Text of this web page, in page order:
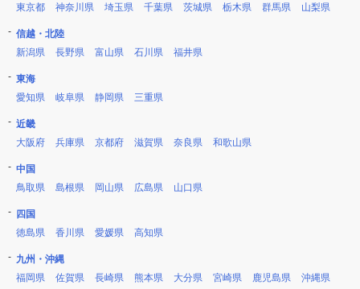
東京都
神奈川県 埼玉県 千葉県 茨城県 栃木県 群馬県 山梨県
信越・北陸
新潟県
長野県 富山県 石川県 福井県
東海
愛知県
岐阜県 静岡県 三重県
近畿
大阪府
兵庫県 京都府 滋賀県 奈良県 和歌山県
中国
鳥取県
島根県 岡山県 広島県 山口県
四国
徳島県
香川県 愛媛県 高知県
九州・沖縄
福岡県
佐賀県 長崎県 熊本県 大分県 宮崎県 鹿児島県 沖縄県